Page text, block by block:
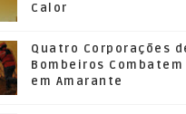
Calor
Quatro Corporações
Bombeiros
em Amarante